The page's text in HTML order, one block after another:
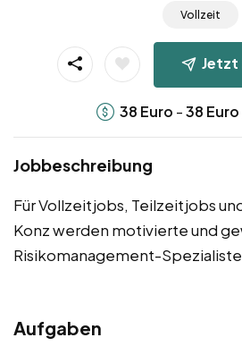
Vollzeit
Jetzt
38 Euro -38 Euro
Jobbeschreibung
Für Vollzeitjobs, Teilzeitjobs
Konz werden motivierte und
Risikomanagement-
Aufgaben